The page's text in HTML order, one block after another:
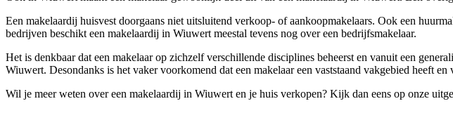
Een makelaardij huisvest doorgaans niet uitsluitend verkoop- of aankoopmakelaars. Ook een
bedrijven beschikt een makelaardij in Wiuwert meestal tevens nog over een bedrijfsmakelaar.
Het is denkbaar dat een makelaar op zichzelf verschillende disciplines beheerst en vanuit een
Wiuwert. Desondanks is het vaker voorkomend dat een makelaar een vaststaand vakgebied heeft
Wil je meer weten over een makelaardij in Wiuwert en je huis verkopen? Kijk dan eens op onze